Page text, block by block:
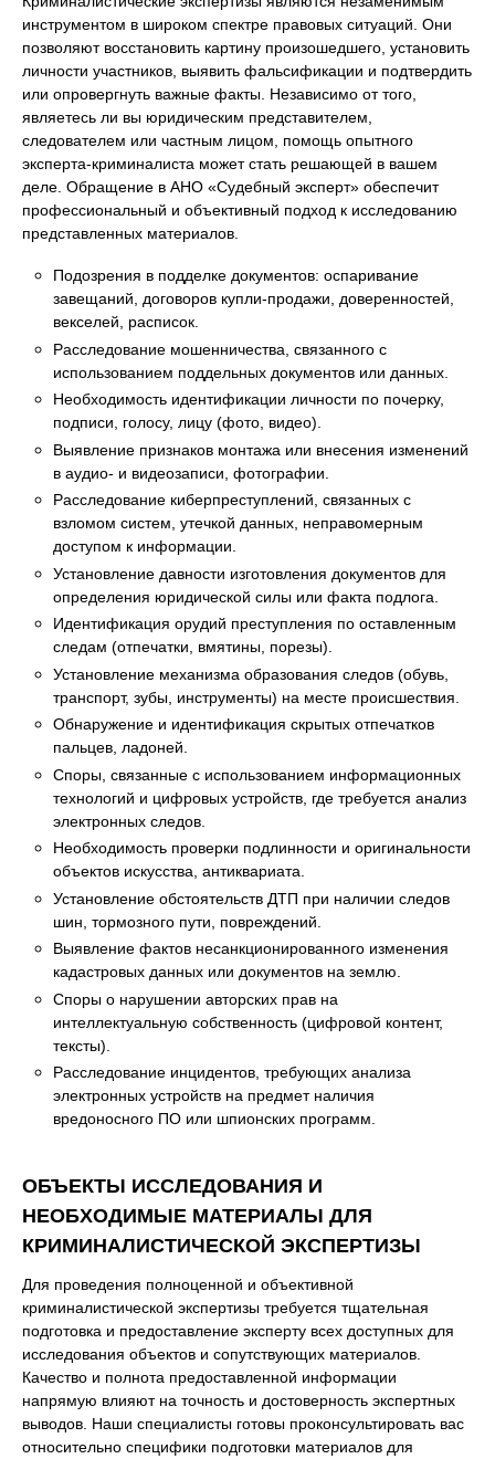
инструментом в широком спектре правовых ситуаций. Они
позволяют восстановить картину произошедшего, установить
личности участников, выявить фальсификации и подтвердить
или опровергнуть важные факты. Независимо от того,
являетесь ли вы юридическим представителем,
следователем или частным лицом, помощь опытного
эксперта-криминалиста может стать решающей в вашем
деле. Обращение в АНО «Судебный эксперт» обеспечит
профессиональный и объективный подход к исследованию
представленных материалов.
Подозрения в подделке документов: оспаривание
завещаний, договоров купли-продажи, доверенностей,
векселей, расписок.
Расследование мошенничества, связанного с
использованием поддельных документов или данных.
Необходимость идентификации личности по почерку,
подписи, голосу, лицу (фото, видео).
Выявление признаков монтажа или внесения изменений
в аудио- и видеозаписи, фотографии.
Расследование киберпреступлений, связанных с
взломом систем, утечкой данных, неправомерным
доступом к информации.
Установление давности изготовления документов для
определения юридической силы или факта подлога.
Идентификация орудий преступления по оставленным
следам (отпечатки, вмятины, порезы).
Установление механизма образования следов (обувь,
транспорт, зубы, инструменты) на месте происшествия.
Обнаружение и идентификация скрытых отпечатков
пальцев, ладоней.
Споры, связанные с использованием информационных
технологий и цифровых устройств, где требуется анализ
электронных следов.
Необходимость проверки подлинности и оригинальности
объектов искусства, антиквариата.
Установление обстоятельств ДТП при наличии следов
шин, тормозного пути, повреждений.
Выявление фактов несанкционированного изменения
кадастровых данных или документов на землю.
Споры о нарушении авторских прав на
интеллектуальную собственность (цифровой контент,
тексты).
Расследование инцидентов, требующих анализа
электронных устройств на предмет наличия
вредоносного ПО или шпионских программ.
ОБЪЕКТЫ ИССЛЕДОВАНИЯ И
НЕОБХОДИМЫЕ МАТЕРИАЛЫ ДЛЯ
КРИМИНАЛИСТИЧЕСКОЙ ЭКСПЕРТИЗЫ
Для проведения полноценной и объективной
криминалистической экспертизы требуется тщательная
подготовка и предоставление эксперту всех доступных для
исследования объектов и сопутствующих материалов.
Качество и полнота предоставленной информации
напрямую влияют на точность и достоверность экспертных
выводов. Наши специалисты готовы проконсультировать вас
относительно специфики подготовки материалов для